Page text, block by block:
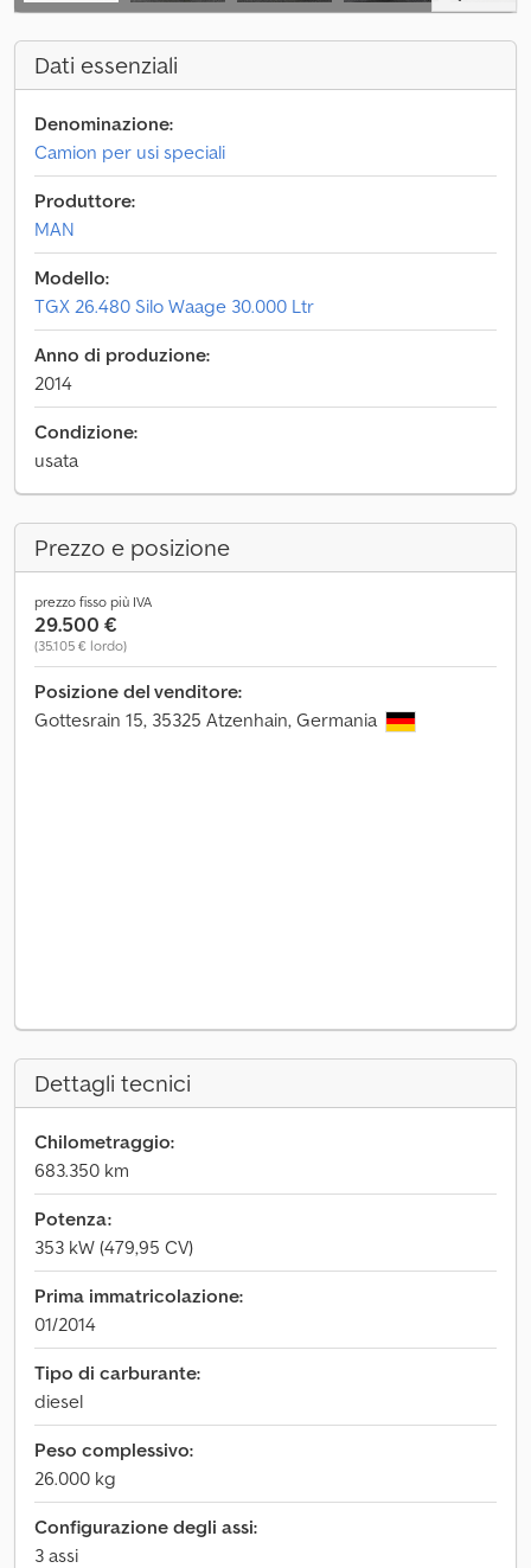
Dati essenziali
Denominazione:
Camion per usi speciali
Produttore:
MAN
Modello:
TGX 26.480 Silo Waage 30.000 Ltr
Anno di produzione:
2014
Condizione:
usata
Prezzo e posizione
prezzo fisso più IVA
29.500 €
(35.105 € lordo)
Posizione del venditore:
Gottesrain 15, 35325 Atzenhain, Germania
Dettagli tecnici
Chilometraggio:
683.350 km
Potenza:
353 kW (479,95 CV)
Prima immatricolazione:
01/2014
Tipo di carburante:
diesel
Peso complessivo:
26.000 kg
Configurazione degli assi:
3 assi